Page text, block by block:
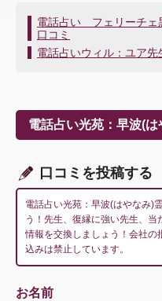
投
稿
ナ
シ
ョ
電話占い フェリーチェ
口コミ
電話占いウィル：ユア先
電話占い光苑：早波(
口コミを投稿する
電話占い光苑：早波(はやなみ)
う！先生、復縁に強い先生、
情報を交換しましょう！会社の
込みは禁止しています。
お名前